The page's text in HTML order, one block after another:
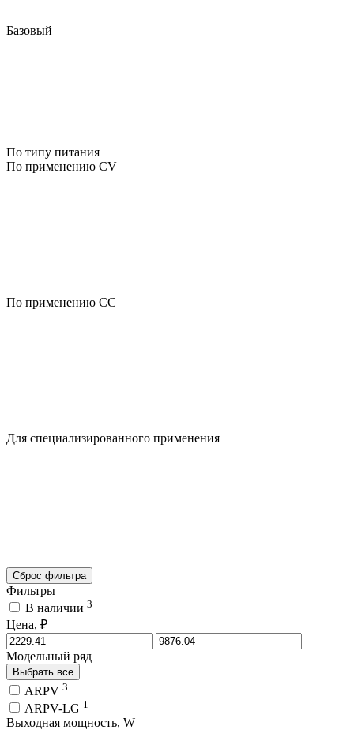
Базовый
По типу питания
По применению CV
По применению CC
Для специализированного применения
Сброс фильтра
Фильтры
В наличии 3
Цена, ₽
Модельный ряд
Выбрать все
ARPV 3
ARPV-LG 1
Выходная мощность, W